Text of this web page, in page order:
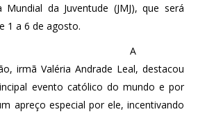
da Juventude (JMJ), que será
1 a 6 de agosto.
A
irmã Valéria Andrade Leal, destacou
evento católico do mundo e por
apreço especial por ele, incentivando